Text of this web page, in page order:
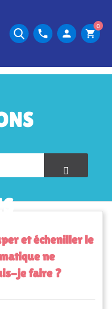
phone person shopping_cart
0
et écheniller le
ne
je faire ?